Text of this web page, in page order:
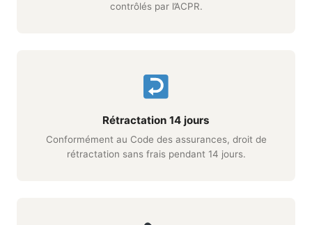
contrôlés par l’ACPR.
Rétractation 14 jours
Conformément au Code des assurances, droit de
rétractation sans frais pendant 14 jours.